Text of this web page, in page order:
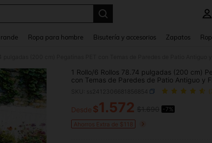
Ropa para hombre Bisutería y accesorios Zapatos
1 Rollo/6 Rollos 78.74 pulgadas (200 cm)
con Temas de Paredes de Patio Antiguo y
Hierba en Rollo para Recortar Decoración
Collage Personalizado DIY Material de
Junk Journal Suministros de Oficina &
PRICE AND
Desde $1.572 -7%
Ahorros Extra de $118